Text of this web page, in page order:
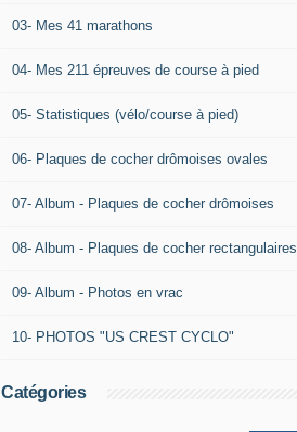
03- Mes 41 marathons
04- Mes 211 épreuves de course à pied
05- Statistiques (vélo/course à pied)
06- Plaques de cocher drômoises ovales
07- Album - Plaques de cocher drômoises
08- Album - Plaques de cocher rectangulaires
09- Album - Photos en vrac
10- PHOTOS "US CREST CYCLO"
Catégories